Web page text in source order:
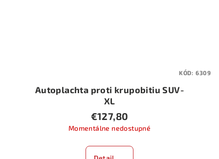
Autoplachta proti krupobitiu SUV-
XL
€127,80
Momentálne nedostupné
KÓD: 6309